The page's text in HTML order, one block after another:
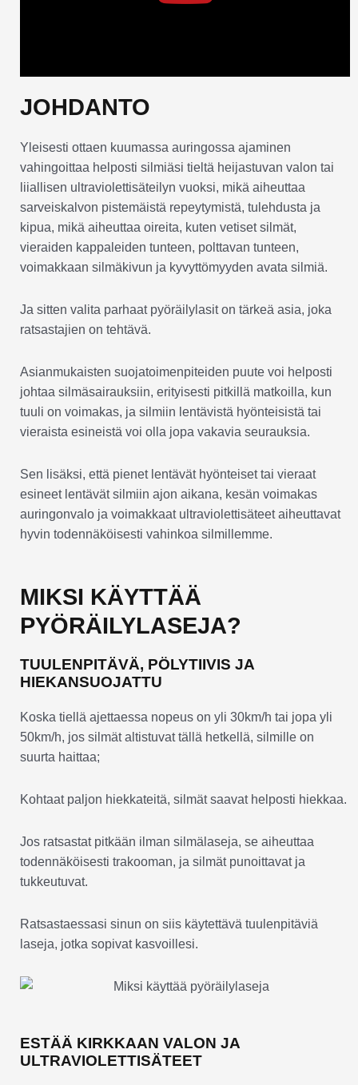
JOHDANTO
Yleisesti ottaen kuumassa auringossa ajaminen
vahingoittaa helposti silmiäsi tieltä heijastuvan valon tai
liiallisen ultraviolettisäteilyn vuoksi, mikä aiheuttaa
sarveiskalvon pistemäistä repeytymistä, tulehdusta ja
kipua, mikä aiheuttaa oireita, kuten vetiset silmät,
vieraiden kappaleiden tunteen, polttavan tunteen,
voimakkaan silmäkivun ja kyvyttömyyden avata silmiä.
Ja sitten valita parhaat pyöräilylasit on tärkeä asia, joka
ratsastajien on tehtävä.
Asianmukaisten suojatoimenpiteiden puute voi helposti
johtaa silmäsairauksiin, erityisesti pitkillä matkoilla, kun
tuuli on voimakas, ja silmiin lentävistä hyönteisistä tai
vieraista esineistä voi olla jopa vakavia seurauksia.
Sen lisäksi, että pienet lentävät hyönteiset tai vieraat
esineet lentävät silmiin ajon aikana, kesän voimakas
auringonvalo ja voimakkaat ultraviolettisäteet aiheuttavat
hyvin todennäköisesti vahinkoa silmillemme.
MIKSI KÄYTTÄÄ
PYÖRÄILYLASEJA?
TUULENPITÄVÄ, PÖLYTIIVIS JA
HIEKANSUOJATTU
Koska tiellä ajettaessa nopeus on yli 30km/h tai jopa yli
50km/h, jos silmät altistuvat tällä hetkellä, silmille on
suurta haittaa;
Kohtaat paljon hiekkateitä, silmät saavat helposti hiekkaa.
Jos ratsastat pitkään ilman silmälaseja, se aiheuttaa
todennäköisesti trakooman, ja silmät punoittavat ja
tukkeutuvat.
Ratsastaessasi sinun on siis käytettävä tuulenpitäviä
laseja, jotka sopivat kasvoillesi.
ESTÄÄ KIRKKAAN VALON JA
ULTRAVIOLETTISÄTEET